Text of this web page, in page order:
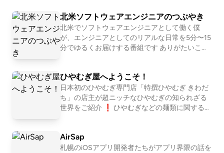
なお便りを募集中！Googleフォーム: https://forms.gl
e/1G4D3wSixDPhVGiw6 番組へのご意見・ご感想・
企画のアイデアなどございましたらぜひこちらまでお
寄せください。 ──────────────── ▼ 公式HPht
com/snack_aitodokuゆきママX: https://twitter.com/n
ara_deer18ゆきママInstagram: https://www.instagra
m.com/nara_deer18ゆきママTikTok: https://www.tikt
ok.com/@nara_deer18 ▼ note番組公式: https://note.
ra_deer18/収録後の裏話やアフタートーク、ママの本
音は番組公式noteにてひっそり公開中！ ハッシュタ
北米ソフトウェアエンジニアのつぶやき
北米でソフトウェアエンジニアとして働く僕
が、エンジニアとしてのリアルな日常を5分〜15
分でゆるくお届けする番組です ありがたいこと
た。せっかくなので「海外でエンジニアをして
いる人が普段どんなことをしているのか」を、
開発の出来事や働き方、北米での暮らしのエピ
ソードを交えながらシェアしていきます。 キラ
らと思っています。 海外でエンジニアとして働
くことに興味がある人、海外生活に関心がある
ひやむぎ屋へようこそ！
日本初のひやむぎ専門店「特撰ひやむぎ きわだ
ち」の店主が超ニッチなひやむぎの知られざる
世界をご紹介 ❗ ひやむぎなどの麺類に関するこ
も興味のある方はぜひチャンネル登録をお願い
します❗
AirSap
札幌のiOSアプリ開発者たちがアプリ界隈の話を